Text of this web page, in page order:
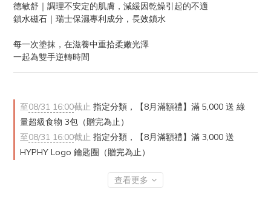
德敏舒｜調理不安定的肌膚，減緩因乾燥引起的不適
鎖水磁石｜瑞士保濕專利成分，長效鎖水
每一次塗抹，在滋養中重拾柔嫩光澤
一起為雙手逆轉時間
至08/31 16:00截止 指定分類，【8月滿額禮】滿 5,000 送 綠
量超級食物 3包（贈完為止）
至08/31 16:00截止 指定分類，【8月滿額禮】滿 3,000 送
HYPHY Logo 鑰匙圈（贈完為止）
查看更多